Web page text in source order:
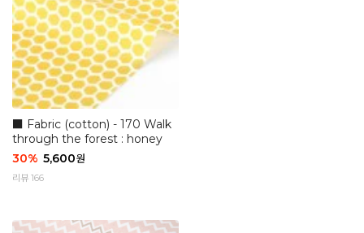
■ Fabric (cotton) - 170 Walk
through the forest : honey
30% 5,600원
리뷰 166